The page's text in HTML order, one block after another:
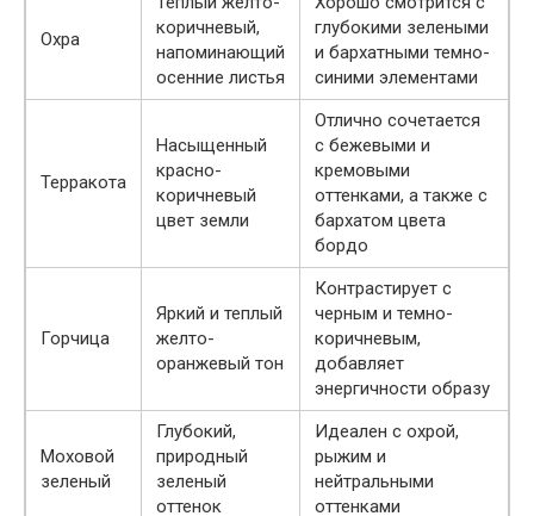
Охра
коричневый,
напоминающий
осенние листья
глубокими зелеными
и бархатными темно-
синими элементами
Терракота
Насыщенный
красно-
коричневый
цвет земли
Отлично сочетается
с бежевыми и
кремовыми
оттенками, а также с
бархатом цвета
бордо
Горчица
Яркий и теплый
желто-
оранжевый тон
Контрастирует с
черным и темно-
коричневым,
добавляет
энергичности образу
Моховой
зеленый
Глубокий,
природный
зеленый
оттенок
Идеален с охрой,
рыжим и
нейтральными
оттенками